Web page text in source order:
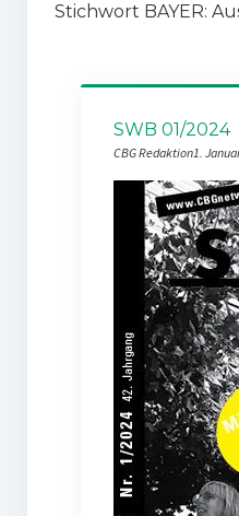
Stichwort BAYER:
SWB 01/2024
CBG Redaktion1.